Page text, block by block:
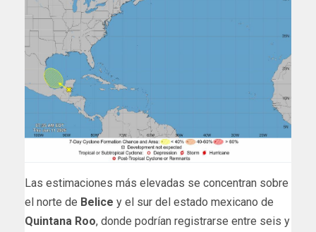
Las estimaciones más elevadas se concentran sobre
el norte de Belice y el sur del estado mexicano de
Quintana Roo, donde podrían registrarse entre seis y